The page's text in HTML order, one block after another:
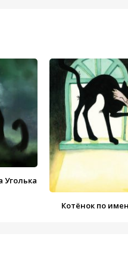
Уголька
Котёнок по